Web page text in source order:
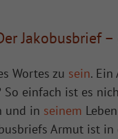
Jakobusbrief
Wortes zu sein.
einfach ist es
und in seinem
Armut ist in